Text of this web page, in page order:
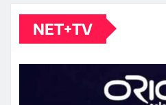
NET+TV